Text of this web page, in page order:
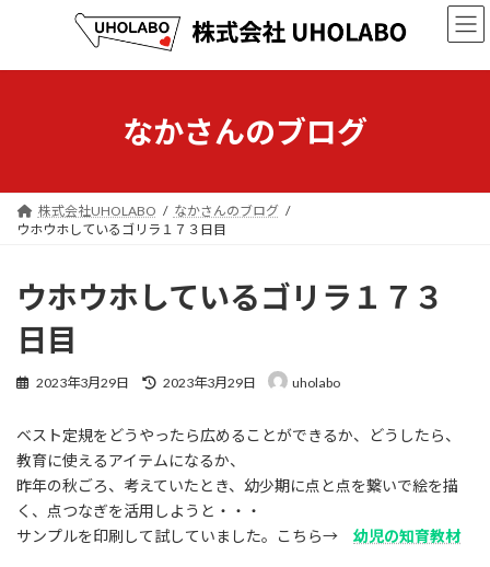
ン
ー
なかさんのブログ
株式会社UHOLABO
なかさんのブログ
ウホウホしているゴリラ１７３日目
ウホウホしているゴリラ１７３
日目
2023年3月29日
最
新
日
時
:
2023年3月29日 uholabo
ベスト定規をどうやったら広めることができるか、どうしたら、
教育に使えるアイテムになるか、
昨年の秋ごろ、考えていたとき、幼少期に点と点を繋いで絵を描
く、点つなぎを活用しようと・・・
サンプルを印刷して試していました。こちら→ 幼児の知育教材